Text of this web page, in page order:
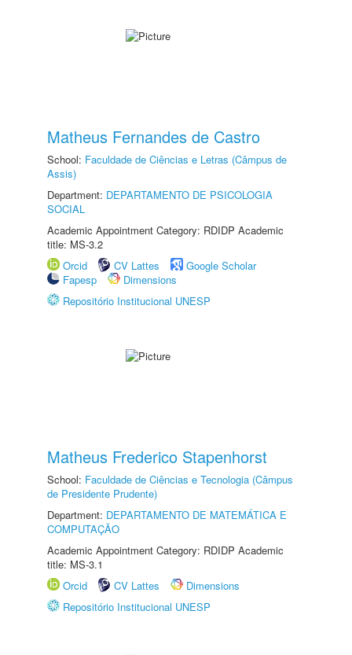
Matheus Fernandes de Castro
School: Faculdade de Ciências e Letras (Câmpus de
Assis)
Department: DEPARTAMENTO DE PSICOLOGIA
SOCIAL
Academic Appointment Category: RDIDP Academic
title: MS-3.2
Orcid
CV Lattes
Google Scholar
Fapesp
Dimensions
Repositório Institucional UNESP
Matheus Frederico Stapenhorst
School: Faculdade de Ciências e Tecnologia (Câmpus
de Presidente Prudente)
Department: DEPARTAMENTO DE MATEMÁTICA E
COMPUTAÇÃO
Academic Appointment Category: RDIDP Academic
title: MS-3.1
Orcid
CV Lattes
Dimensions
Repositório Institucional UNESP